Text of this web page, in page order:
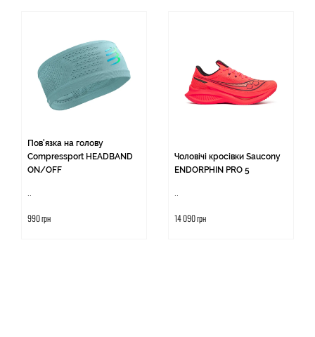
Пов'язка на голову
Compressport HEADBAND
ON/OFF
990 грн
Чоловічі кросівки Saucony
ENDORPHIN PRO 5
14 090 грн